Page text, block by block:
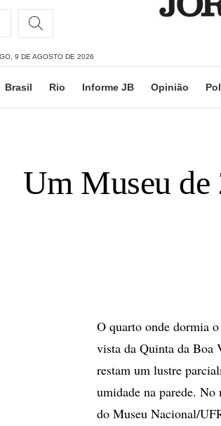
9 DE AGOSTO DE 2026
Brasil Rio Informe JB Opinião
Um Museu de
O quarto onde dormia
vista da Quinta da Boa
restam um lustre
umidade na parede.
do Museu Nacional/